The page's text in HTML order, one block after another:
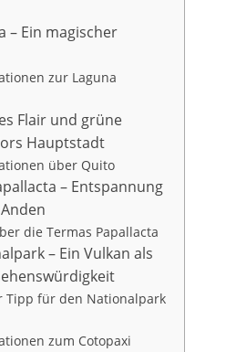
– Ein magischer
zur Laguna
Flair und grüne
Hauptstadt
über Quito
– Entspannung
die Termas Papallacta
– Ein Vulkan als
Tipp für den Nationalpark
zum Cotopaxi